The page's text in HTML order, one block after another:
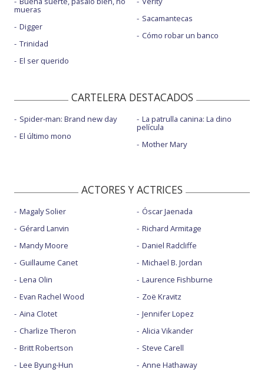
mueras
Digger
Trinidad
El ser querido
Sacamantecas
Cómo robar un banco
CARTELERA DESTACADOS
Spider-man: Brand new day
El último mono
La patrulla canina: La dino
película
Mother Mary
ACTORES Y ACTRICES
Magaly Solier
Gérard Lanvin
Mandy Moore
Guillaume Canet
Lena Olin
Evan Rachel Wood
Aina Clotet
Charlize Theron
Britt Robertson
Lee Byung-Hun
Óscar Jaenada
Richard Armitage
Daniel Radcliffe
Michael B. Jordan
Laurence Fishburne
Zoë Kravitz
Jennifer Lopez
Alicia Vikander
Steve Carell
Anne Hathaway